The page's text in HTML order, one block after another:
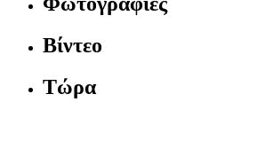
Βίντεο
Τώρα